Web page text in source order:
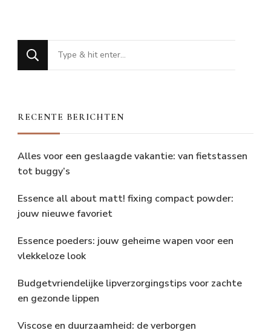
Op
zoek
RECENTE BERICHTEN
Alles voor een geslaagde vakantie: van fietstassen
tot buggy’s
Essence all about matt! fixing compact powder:
jouw nieuwe favoriet
Essence poeders: jouw geheime wapen voor een
vlekkeloze look
Budgetvriendelijke lipverzorgingstips voor zachte
en gezonde lippen
Viscose en duurzaamheid: de verborgen